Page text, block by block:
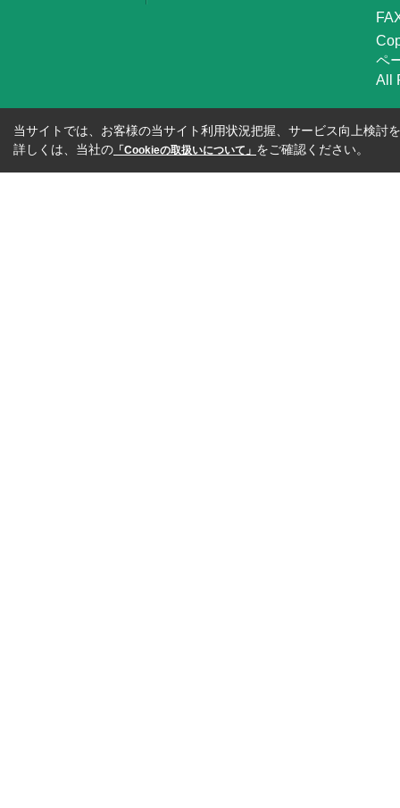
ペ
All
当サイトでは、お客様の当サイト利用状況把握、サービス向上検討
詳しくは、当社の 「Cookieの取扱いについて」 をご確認ください。